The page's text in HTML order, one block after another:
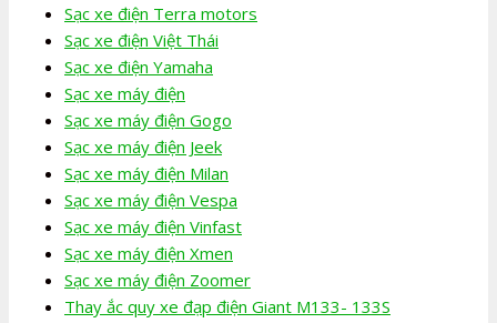
Sạc xe điện Terra motors
Sạc xe điện Việt Thái
Sạc xe điện Yamaha
Sạc xe máy điện
Sạc xe máy điện Gogo
Sạc xe máy điện Jeek
Sạc xe máy điện Milan
Sạc xe máy điện Vespa
Sạc xe máy điện Vinfast
Sạc xe máy điện Xmen
Sạc xe máy điện Zoomer
Thay ắc quy xe đạp điện Giant M133- 133S